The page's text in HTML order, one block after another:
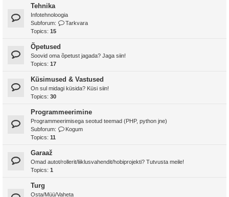
Tehnika
Infotehnoloogia
Subforum:
Tarkvara
Topics: 15
Õpetused
Soovid oma õpetust jagada? Jaga siin!
Topics: 17
Küsimused & Vastused
On sul midagi küsida? Küsi siin!
Topics: 30
Programmeerimine
Programmeerimisega seotud teemad (PHP, python jne)
Subforum:
Kogum
Topics: 11
Garaaž
Omad autot/rollerit/liiklusvahendit/hobiprojekti? Tutvusta meile!
Topics: 1
Turg
Osta/Müü/Vaheta